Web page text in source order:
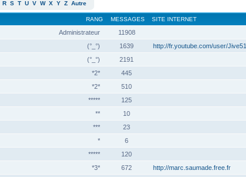
R S T U V W X Y Z Autre
RANG MESSAGES SITE INTERNET
Administrateur 11908
(°_°)
1639 http://fr.youtube.com/user/Jive51
(°_°)
2191
*2*
445
*2*
510
*****
125
**
10
***
23
*
6
*****
120
*3*
672 http://marc.saumade.free.fr